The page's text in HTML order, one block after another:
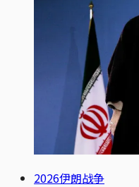
2026伊朗战争